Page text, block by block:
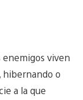
enemigos viven
hibernando o
a la que